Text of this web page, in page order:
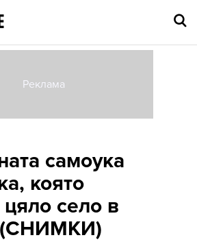
самоука
която
село в
(СНИМКИ)